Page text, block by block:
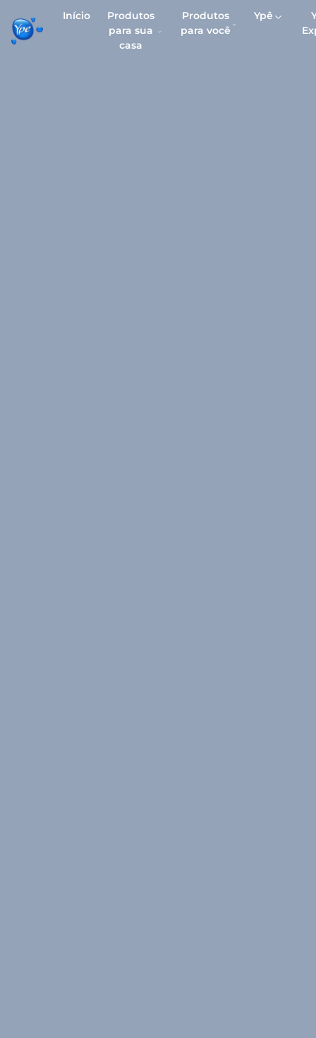
Início
Produtos
para sua
casa
Produtos
para você
Ypê